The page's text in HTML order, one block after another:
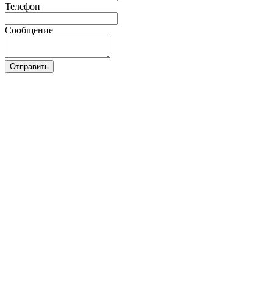
Телефон
Сообщение
Отправить